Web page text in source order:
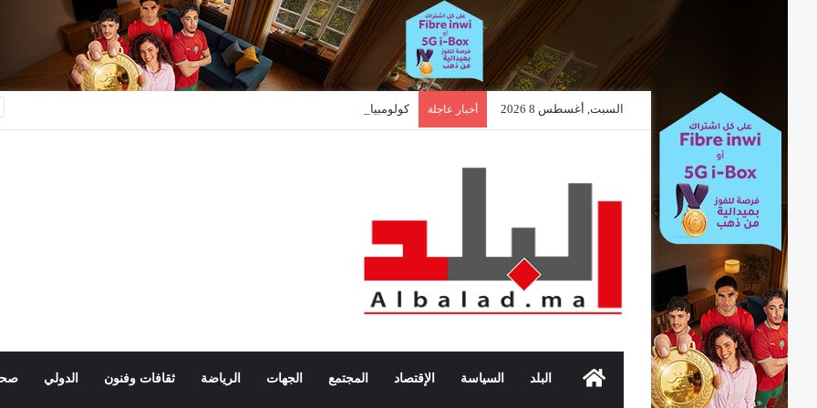
السبت, أغسطس 8 2026 أخبار عاجلة
الرئيسيةالبلد السياسة الإقتصاد المجتمع الجهات الرياضة ثقافات وفنون الدولي